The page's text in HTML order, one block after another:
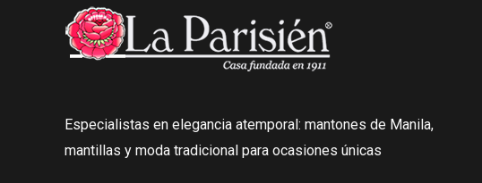
Especialistas en elegancia atemporal: mantones de Manila,
mantillas y moda tradicional para ocasiones únicas